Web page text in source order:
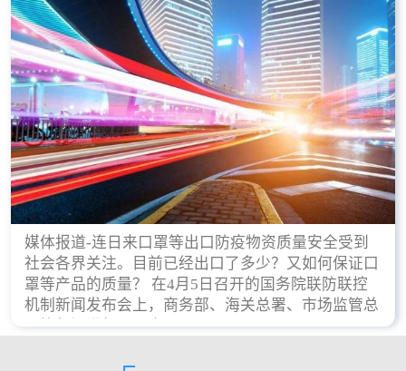
做ISO9001认证的根本原因。
媒体报道-连日来口罩等出口防疫物资质量安全受到
社会各界关注。目前已经出口了多少？又如何保证口
罩等产品的质量？ 在4月5日召开的国务院联防联控
机制新闻发布会上，商务部、海关总署、市场监管总
局等部门进行了回应。